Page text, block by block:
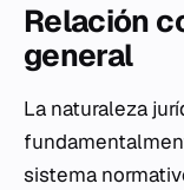
Relación
general
La naturaleza
sistema